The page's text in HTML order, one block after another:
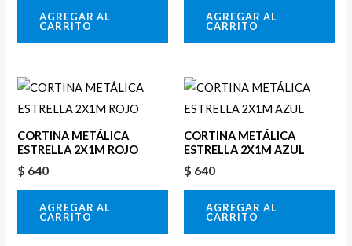
AGREGAR AL
CARRITO
AGREGAR AL
CARRITO
CORTINA METÁLICA
ESTRELLA 2X1M ROJO
$ 640
AGREGAR AL
CARRITO
CORTINA METÁLICA
ESTRELLA 2X1M AZUL
$ 640
AGREGAR AL
CARRITO